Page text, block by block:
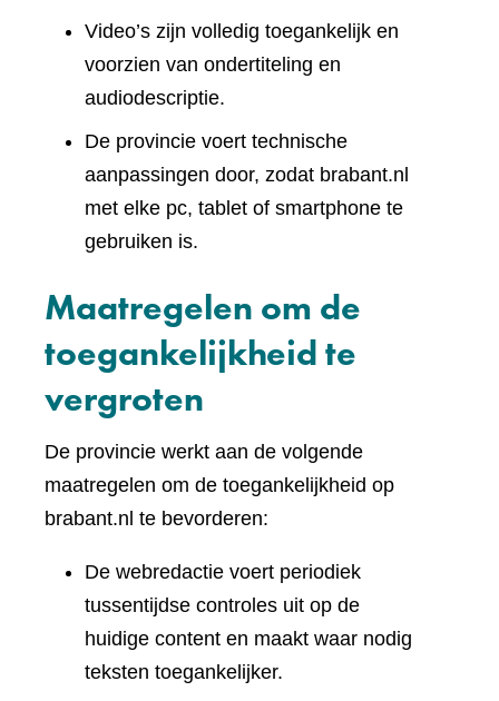
Video’s zijn volledig toegankelijk en
voorzien van ondertiteling en
audiodescriptie.
De provincie voert technische
aanpassingen door, zodat brabant.nl
met elke pc, tablet of smartphone te
gebruiken is.
Maatregelen om de
toegankelijkheid te
vergroten
De provincie werkt aan de volgende
maatregelen om de toegankelijkheid op
brabant.nl te bevorderen:
De webredactie voert periodiek
tussentijdse controles uit op de
huidige content en maakt waar nodig
teksten toegankelijker.